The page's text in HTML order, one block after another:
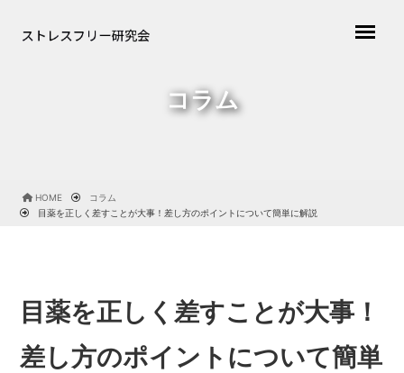
コラム
HOME
コラム
目薬を正しく差すことが大事！差し方のポイントについて簡単に解説
目薬を正しく差すことが大事！
差し方のポイントについて簡単